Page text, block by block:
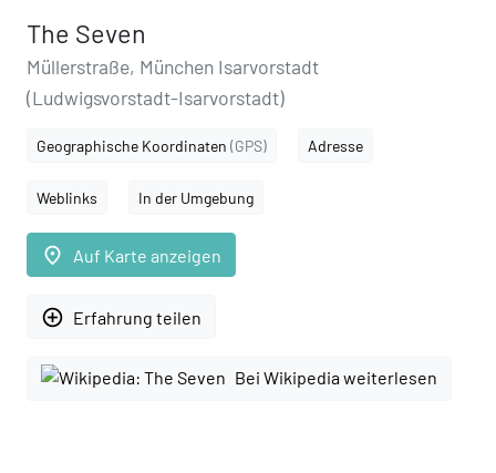
The Seven
Müllerstraße, München Isarvorstadt
(Ludwigsvorstadt-Isarvorstadt)
Geographische Koordinaten (GPS) Adresse
Weblinks In der Umgebung
place Auf Karte anzeigen
add_circle_outline Erfahrung teilen
Bei Wikipedia weiterlesen